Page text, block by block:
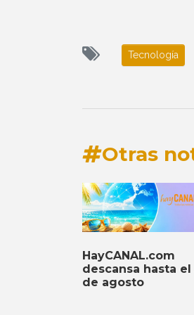
Tecnología
Otras
HayCANAL.com
descansa hasta el
de agosto